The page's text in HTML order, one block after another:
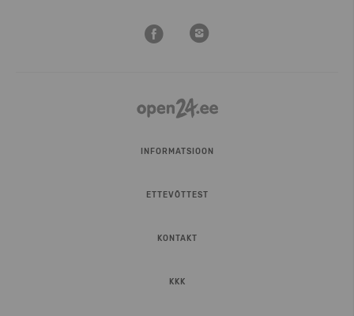
INFORMATSIOON
ETTEVÕTTEST
KONTAKT
KKK